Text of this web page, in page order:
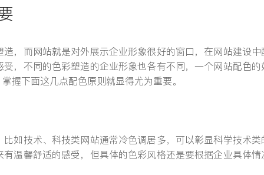
，而网站就是对外展示企业形象很好的窗口，在网站建设中
，不同的色彩塑造的企业形象也各有不同，一个网站配色的
握下面这几点配色原则就显得尤为重要。
如技术、科技类网站通常冷色调居多，可以彰显科学技术类
温馨舒适的感受，但具体的色彩风格还是要根据企业具体情
留言: